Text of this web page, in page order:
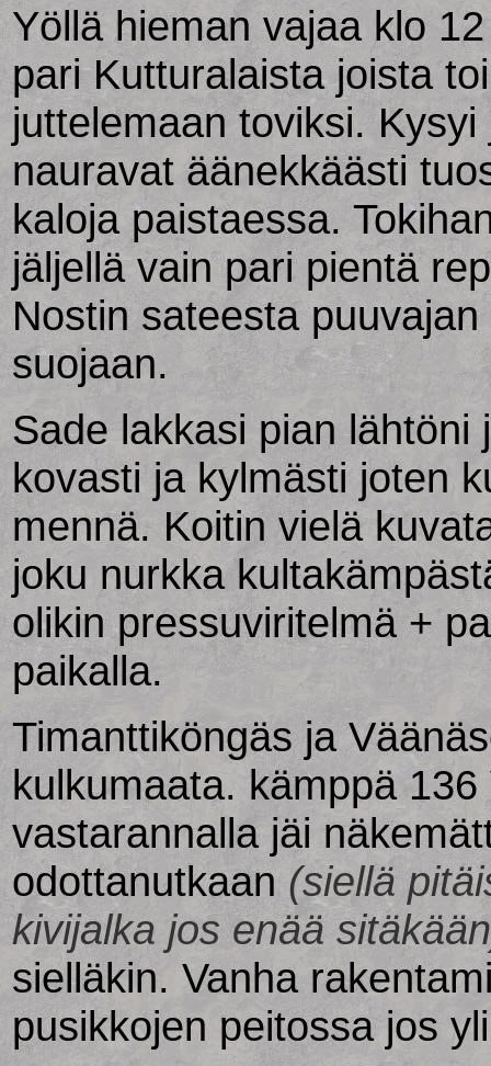
Yöllä hieman vajaa klo
pari Kutturalaista joista
juttelemaan toviksi.
nauravat äänekkäästi
kaloja paistaessa.
jäljellä vain pari pientä
Nostin sateesta
suojaan.
Sade lakkasi pian lähtöni
kovasti ja kylmästi joten
mennä. Koitin vielä
joku nurkka
olikin pressuviritelmä +
paikalla.
Timanttiköngäs ja
kulkumaata. kämppä
vastarannalla jäi
odottanutkaan (siellä
kivijalka jos enää
sielläkin. Vanha
pusikkojen peitossa jos